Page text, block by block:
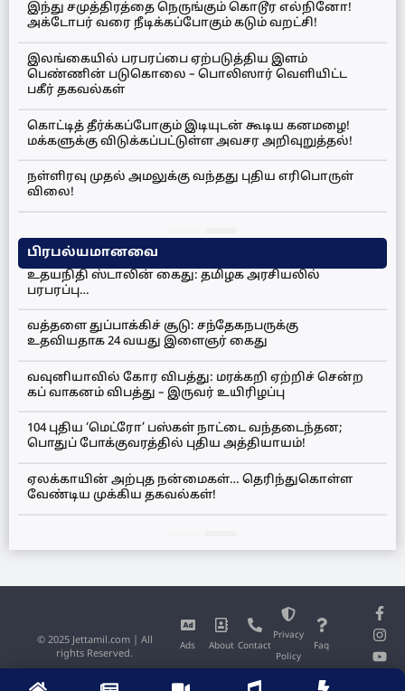
இந்து சமுத்திரத்தை நெருங்கும் கொடூர எல்நினோ!
அக்டோபர் வரை நீடிக்கப்போகும் கடும் வறட்சி!
இலங்கையில் பரபரப்பை ஏற்படுத்திய இளம்
பெண்ணின் படுகொலை – பொலிஸார் வெளியிட்ட
பகீர் தகவல்கள்
கொட்டித் தீர்க்கப்போகும் இடியுடன் கூடிய கனமழை!
மக்களுக்கு விடுக்கப்பட்டுள்ள அவசர அறிவுறுத்தல்!
நள்ளிரவு முதல் அமலுக்கு வந்தது புதிய எரிபொருள்
விலை!
பிரபல்யமானவை
உதயநிதி ஸ்டாலின் கைது: தமிழக அரசியலில்
பரபரப்பு…
வத்தளை துப்பாக்கிச் சூடு: சந்தேகநபருக்கு
உதவியதாக 24 வயது இளைஞர் கைது
வவுனியாவில் கோர விபத்து: மரக்கறி ஏற்றிச் சென்ற
கப் வாகனம் விபத்து – இருவர் உயிரிழப்பு
104 புதிய ‘மெட்ரோ’ பஸ்கள் நாட்டை வந்தடைந்தன;
பொதுப் போக்குவரத்தில் புதிய அத்தியாயம்!
ஏலக்காயின் அற்புத நன்மைகள்… தெரிந்துகொள்ள
வேண்டிய முக்கிய தகவல்கள்!
Ads About Contact
Privacy
Policy
Faq
© 2025 Jettamil.com | All
rights Reserved.